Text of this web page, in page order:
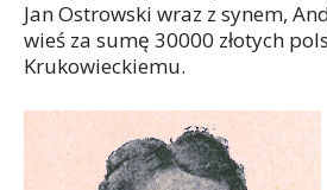
Jan Ostrowski wraz z synem,
wieś za sumę 30000 złotych
Krukowieckiemu.